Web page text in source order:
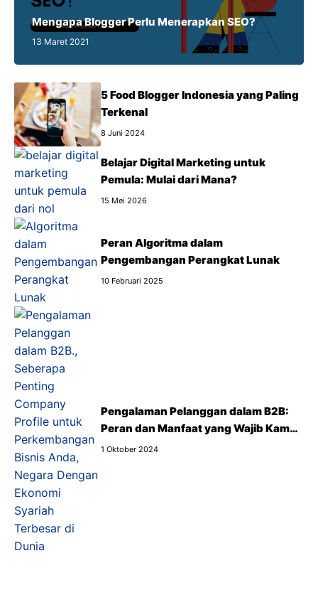
Mengapa Blogger Perlu Menerapkan SEO?
13 Maret 2021
5 Food Blogger Indonesia yang Paling
Terkenal
8 Juni 2024
Belajar Digital Marketing untuk
Pemula: Mulai dari Mana?
15 Mei 2026
Peran Algoritma dalam
Pengembangan Perangkat Lunak
10 Februari 2025
Pengalaman Pelanggan dalam B2B:
Peran dan Manfaat yang Wajib Kamu
Tahu
1 Oktober 2024